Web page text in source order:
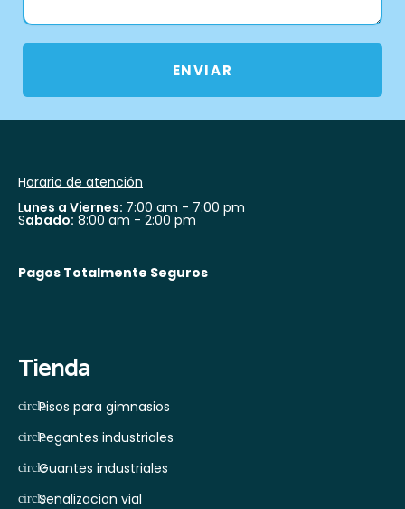
ENVIAR
Horario de atención
Lunes a Viernes: 7:00 am - 7:00 pm
Sabado: 8:00 am - 2:00 pm
Pagos Totalmente Seguros
Tienda
Pisos para gimnasios
Pegantes industriales
Guantes industriales
Señalizacion vial